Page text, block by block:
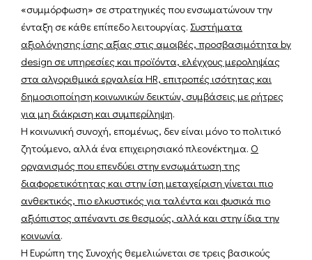
«συμμόρφωση» σε στρατηγικές που ενσωματώνουν την
ένταξη σε κάθε επίπεδο λειτουργίας. Συστήματα
αξιολόγησης ίσης αξίας στις αμοιβές, προσβασιμότητα by
design σε υπηρεσίες και προϊόντα, ελέγχους μεροληψίας
στα αλγοριθμικά εργαλεία HR, επιτροπές ισότητας και
δημοσιοποίηση κοινωνικών δεικτών, συμβάσεις με ρήτρες
για μη διάκριση και συμπερίληψη.
Η κοινωνική συνοχή, επομένως, δεν είναι μόνο το πολιτικό
ζητούμενο, αλλά ένα επιχειρησιακό πλεονέκτημα. Ο
οργανισμός που επενδύει στην ενσωμάτωση της
διαφορετικότητας και στην ίση μεταχείριση γίνεται πιο
ανθεκτικός, πιο ελκυστικός για ταλέντα και φυσικά πιο
αξιόπιστος απέναντι σε θεσμούς, αλλά και στην ίδια την
κοινωνία.
Η Ευρώπη της Συνοχής θεμελιώνεται σε τρεις βασικούς